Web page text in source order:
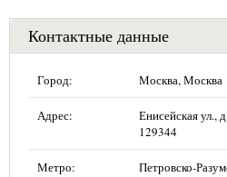
Контактные данные
Город: Москва, Москва
Адрес:
Енисейская ул.,
129344
Метро: Петровско-